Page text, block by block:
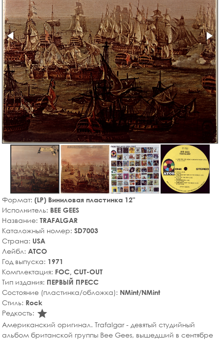
Формат: (LP) Виниловая пластинка 12"
Исполнитель: BEE GEES
Название: TRAFALGAR
Каталожный номер: SD7003
Страна: USA
Лейбл: ATCO
Год выпуска: 1971
Комплектация: FOC, CUT-OUT
Тип издания: ПЕРВЫЙ ПРЕСС
Состояние (пластинка/обложка): NMint/NMint
Стиль: Rock
Редкость: star_rate
Американский оригинал. Trafalgar - девятый студийный
альбом британской группы Bee Gees, вышедший в сентябре